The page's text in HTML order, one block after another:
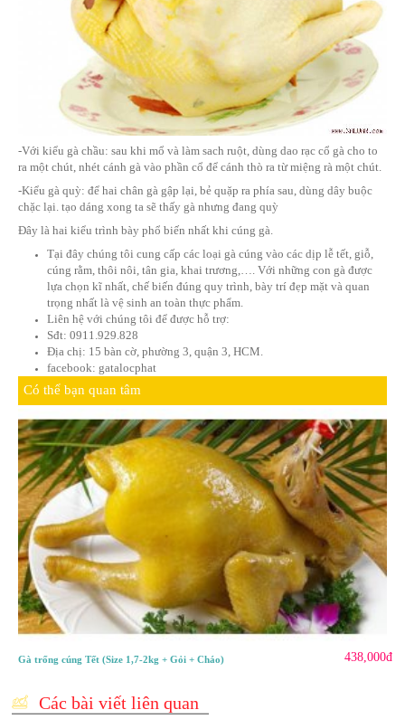
kiểu khác nhau.
ra một chút, nhét cánh gà vào phần cổ để cánh thò ra từ
-Kiểu gà quỳ: để hai chân gà gập lại, bẻ quặp ra phía sau,
chặc lại. tạo dáng xong ta sẽ thấy gà nhưng đang quỳ
Đây là hai kiểu trình bày phổ biến nhất khi cúng gà.
Tại đây chúng tôi cung cấp các loại gà cúng vào các
cúng rằm, thôi nôi, tân gia, khai trương,…. Với những
lựa chọn kĩ nhất, chế biến đúng quy trình, bày trí đẹp
trọng nhất là vệ sinh an toàn thực phẩm.
Liên hệ với chúng tôi để được hỗ trợ:
Địa chị: 15 bàn cờ, phường 3, quận 3, HCM.
Có thể bạn quan tâm